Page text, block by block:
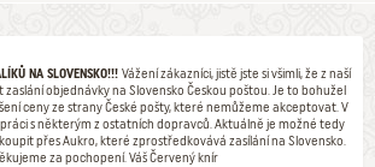
NA SLOVENSKO!!! Vážení zákazníci, jistě jste si všimli, že z naší
objednávky na Slovensko Českou poštou. Je to bohužel
ceny ze strany České pošty, které nemůžeme akceptovat. V
s některým z ostatních dopravců. Aktuálně je možné tedy
přes Aukro, které zprostředkovává zasílání na Slovensko.
za pochopení. Váš Červený knír